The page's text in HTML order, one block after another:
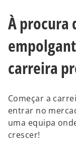
À procura
carreira
Começar a
entrar no
uma equipa
crescer!